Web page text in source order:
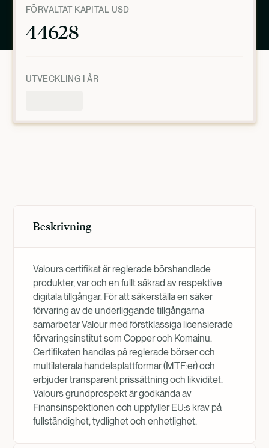
FÖRVALTAT KAPITAL USD
44628
UTVECKLING I ÅR
Beskrivning
Valours certifikat är reglerade börshandlade
produkter, var och en fullt säkrad av respektive
digitala tillgångar. För att säkerställa en säker
förvaring av de underliggande tillgångarna
samarbetar Valour med förstklassiga licensierade
förvaringsinstitut som Copper och Komainu.
Certifikaten handlas på reglerade börser och
multilaterala handelsplattformar (MTF:er) och
erbjuder transparent prissättning och likviditet.
Valours grundprospekt är godkända av
Finansinspektionen och uppfyller EU:s krav på
fullständighet, tydlighet och enhetlighet.